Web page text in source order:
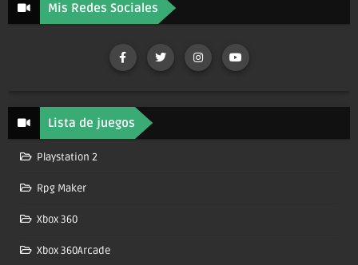
Mis Redes Sociales
Lista de juegos
Playstation 2
Rpg Maker
Xbox 360
Xbox 360Arcade